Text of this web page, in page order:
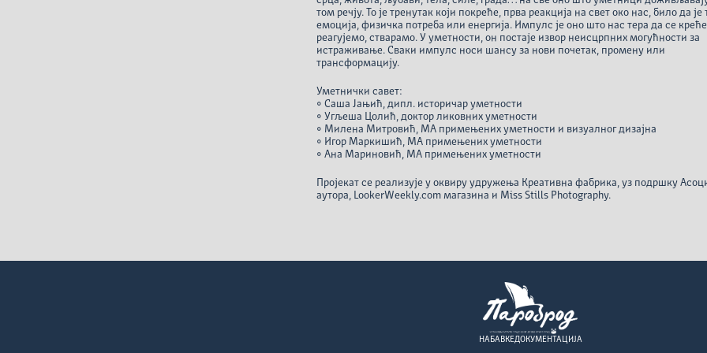
том речју. То је тренутак који покреће, прва реакција на свет око нас, било да је
емоција, физичка потреба или енергија. Импулс је оно што нас тера да се
реагујемо, стварамо. У уметности, он постаје извор неисцрпних могућности за
истраживање. Сваки импулс носи шансу за нови почетак, промену или
трансформацију.
Уметнички савет:
• Саша Јањић, дипл. историчар уметности
• Угљеша Цолић, доктор ликовних уметности
• Милена Митровић, МА примењених уметности и визуалног дизајна
• Игор Маркишић, МА примењених уметности
• Ана Мариновић, МА примењених уметности
Пројекат се реализује у оквиру удружења Креативна фабрика, уз подршку
аутора, LookerWeekly.com магазина и Miss Stills Photography.
НАБАВКЕДОКУМЕНТАЦИЈА